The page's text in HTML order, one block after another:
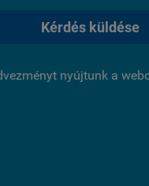
Kérdés küldése
nyújtunk a